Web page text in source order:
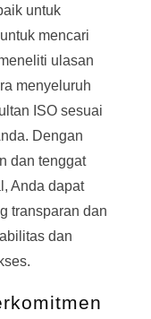
untuk
mencari
ulasan
menyeluruh
ISO sesuai
Dengan
dan tenggat
Anda dapat
transparan dan
dan